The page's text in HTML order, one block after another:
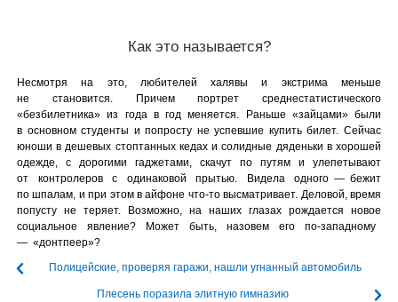
Как это называется?
Несмотря на это, любителей халявы и экстрима меньше
не становится. Причем портрет среднестатистического
«безбилетника» из года в год меняется. Раньше «зайцами» были
в основном студенты и попросту не успевшие купить билет. Сейчас
юноши в дешевых стоптанных кедах и солидные дяденьки в хорошей
одежде, с дорогими гаджетами, скачут по путям и улепетывают
от контролеров с одинаковой прытью. Видела одного — бежит
по шпалам, и при этом в айфоне что-то высматривает. Деловой, время
попусту не теряет. Возможно, на наших глазах рождается новое
социальное явление? Может быть, назовем его по-западному
— «донтпеер»?
Полицейские, проверяя гаражи, нашли угнанный автомобиль
Плесень поразила элитную гимназию